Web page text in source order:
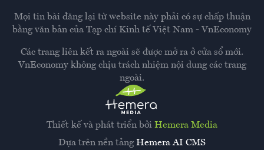
Thiết kế và phát triển bởi Hemera Media
Dựa trên nền tảng Hemera AI CMS
Mọi tin bài đăng lại từ website này phải có sự chấp thuận
bằng văn bản của Tạp chí Kinh tế Việt Nam - VnEconomy
Các trang liên kết ra ngoài sẽ được mở ra ở cửa sổ mới.
VnEconomy không chịu trách nhiệm nội dung các trang
ngoài.